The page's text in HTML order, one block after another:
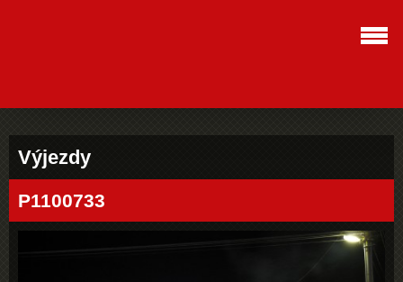
Výjezdy
P1100733